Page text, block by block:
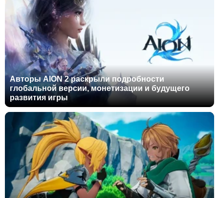
Авторы AION 2 раскрыли подробности
глобальной версии, монетизации и будущего
развития игры